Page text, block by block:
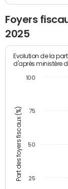
Foyers
2025
Part des foyers fiscaux (%)
Evolution de la
d'après ministère
25
50
75
100